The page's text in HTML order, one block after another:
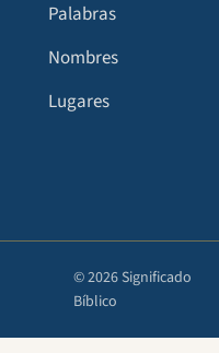
Palabras
Nombres
Lugares
© 2026 Significado
Bíblico